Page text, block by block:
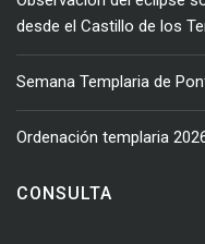
desde el Castillo de los
Semana Templaria de
Ordenación templaria
CONSULTA